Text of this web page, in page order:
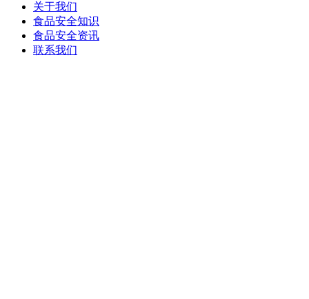
关于我们
食品安全知识
食品安全资讯
联系我们